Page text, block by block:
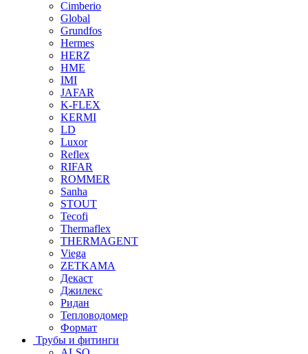
Cimberio
Global
Grundfos
Hermes
HERZ
HME
IMI
JAFAR
K-FLEX
KERMI
LD
Luxor
Reflex
RIFAR
ROMMER
Sanha
STOUT
Tecofi
Thermaflex
THERMAGENT
Viega
ZETKAMA
Декаст
Джилекс
Ридан
Тепловодомер
Формат
Трубы и фитинги